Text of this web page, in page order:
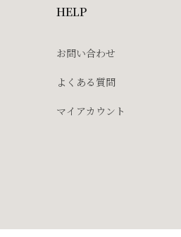
HELP
お問い合わせ
よくある質問
マイアカウント